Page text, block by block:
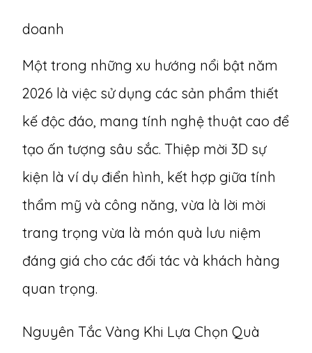
doanh
Một trong những xu hướng nổi bật năm
2026 là việc sử dụng các sản phẩm thiết
kế độc đáo, mang tính nghệ thuật cao để
tạo ấn tượng sâu sắc. Thiệp mời 3D sự
kiện là ví dụ điển hình, kết hợp giữa tính
thẩm mỹ và công năng, vừa là lời mời
trang trọng vừa là món quà lưu niệm
đáng giá cho các đối tác và khách hàng
quan trọng.
Nguyên Tắc Vàng Khi Lựa Chọn Quà